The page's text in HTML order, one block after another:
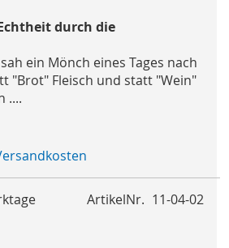
durch die
ein Mönch eines Tages nach
"Brot" Fleisch und statt "Wein"
....
ArtikelNr. 11-04-02